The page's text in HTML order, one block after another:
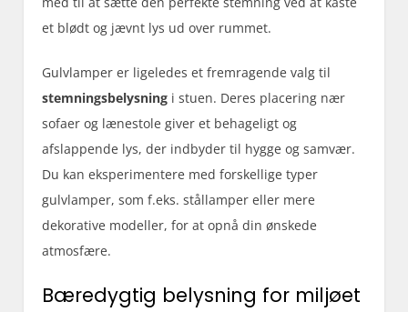
et blødt og jævnt lys ud over rummet.
Gulvlamper er ligeledes et fremragende valg til
stemningsbelysning i stuen. Deres placering nær
sofaer og lænestole giver et behageligt og
afslappende lys, der indbyder til hygge og samvær.
Du kan eksperimentere med forskellige typer
gulvlamper, som f.eks. stållamper eller mere
dekorative modeller, for at opnå din ønskede
atmosfære.
Bæredygtig belysning for miljøet